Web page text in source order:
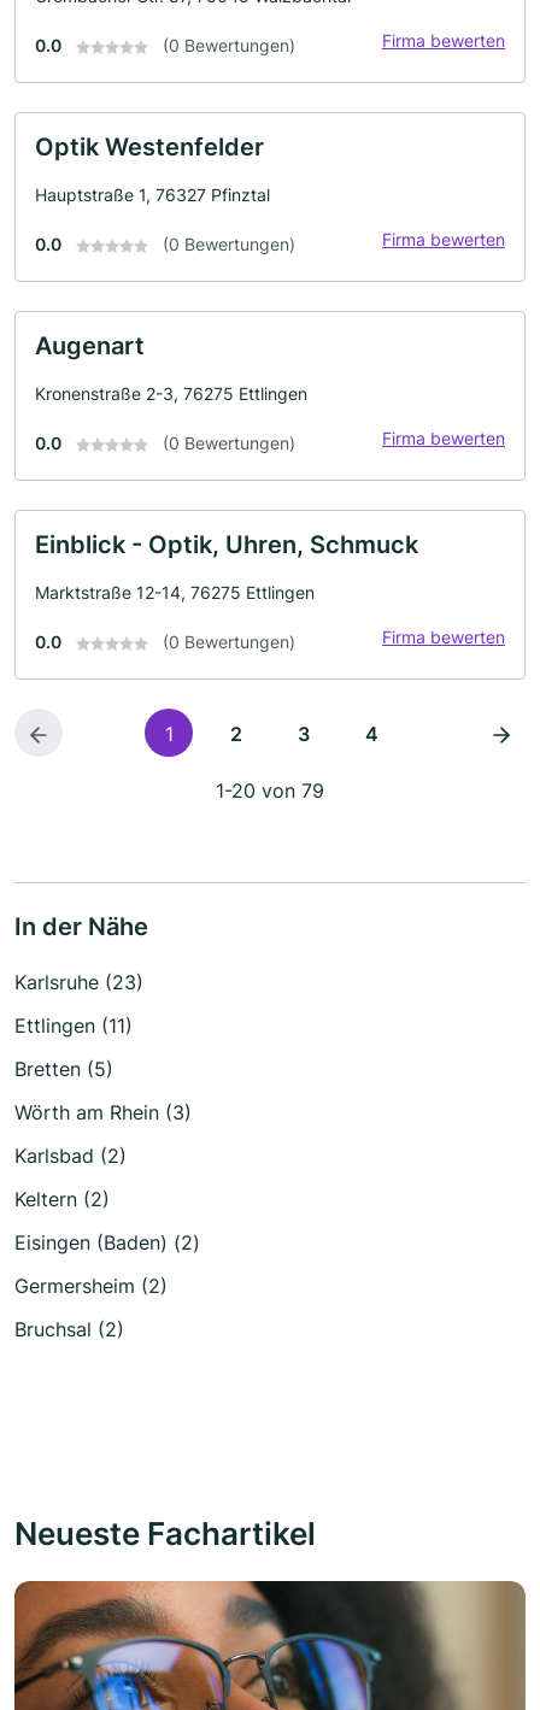
0.0 (0 Bewertungen) Firma bewerten
Optik Westenfelder
Hauptstraße 1, 76327 Pfinztal
0.0 (0 Bewertungen) Firma bewerten
Augenart
Kronenstraße 2-3, 76275 Ettlingen
0.0 (0 Bewertungen) Firma bewerten
Einblick - Optik, Uhren, Schmuck
Marktstraße 12-14, 76275 Ettlingen
0.0 (0 Bewertungen) Firma bewerten
1 2 3 4
1-20 von 79
In der Nähe
Karlsruhe (23)
Ettlingen (11)
Bretten (5)
Wörth am Rhein (3)
Karlsbad (2)
Keltern (2)
Eisingen (Baden) (2)
Germersheim (2)
Bruchsal (2)
Neueste Fachartikel